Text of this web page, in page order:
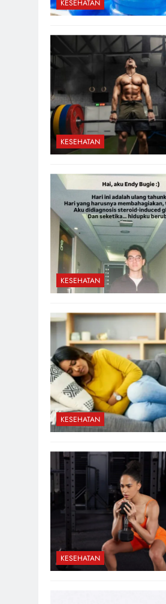
KESEHATAN
KESEHATAN
KESEHATAN
KESEHATAN
KESEHATAN